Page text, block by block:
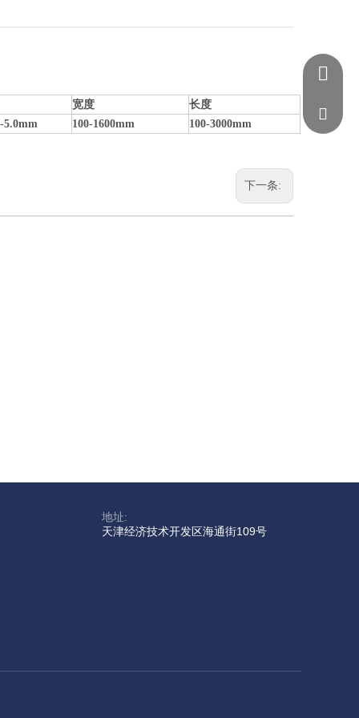
宽度
长度
5.0mm 100-1600mm 100-3000mm
下一条:
+86-22-
地址:
天津经济技术开发区海通街109号